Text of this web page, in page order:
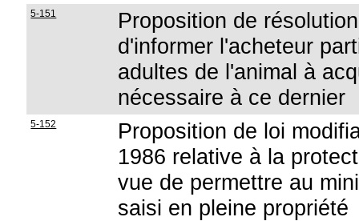
5-151
Proposition de
d'informer l'acheteur
adultes de l'animal à
nécessaire à ce dernier
5-152
Proposition de loi
1986 relative à la
vue de permettre au
saisi en pleine propriété